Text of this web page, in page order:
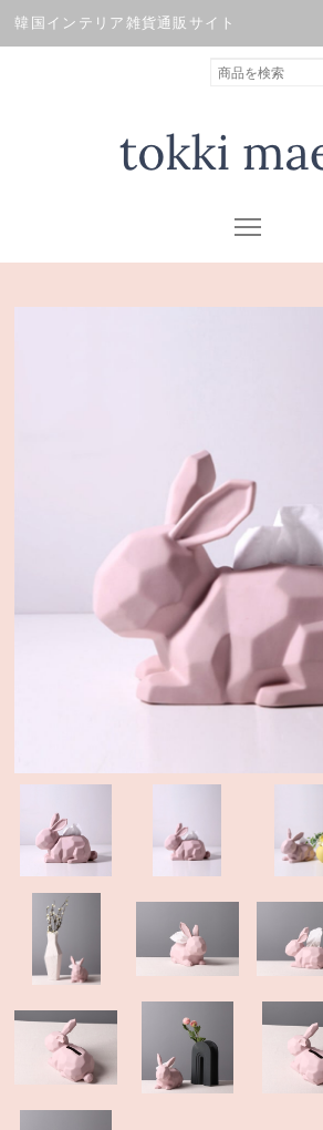
韓国インテリア雑貨通販サイト